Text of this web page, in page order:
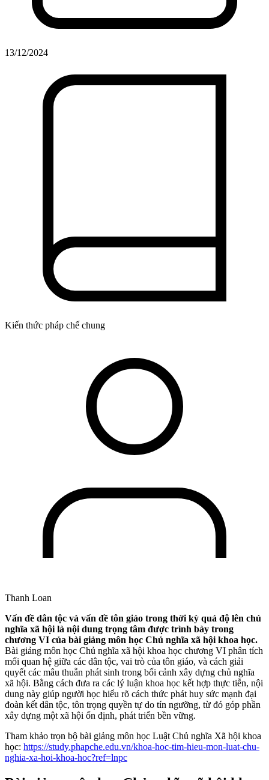
13/12/2024
Kiến thức pháp chế chung
Thanh Loan
Vấn đề dân tộc và vấn đề tôn giáo trong thời kỳ quá độ lên chủ
nghĩa xã hội là nội dung trọng tâm được trình bày trong
chương VI của bài giảng môn học Chủ nghĩa xã hội khoa học.
Bài giảng môn học Chủ nghĩa xã hội khoa học chương VI phân tích
mối quan hệ giữa các dân tộc, vai trò của tôn giáo, và cách giải
quyết các mâu thuẫn phát sinh trong bối cảnh xây dựng chủ nghĩa
xã hội. Bằng cách đưa ra các lý luận khoa học kết hợp thực tiễn, nội
dung này giúp người học hiểu rõ cách thức phát huy sức mạnh đại
đoàn kết dân tộc, tôn trọng quyền tự do tín ngưỡng, từ đó góp phần
xây dựng một xã hội ổn định, phát triển bền vững.
Tham khảo trọn bộ bài giảng môn học Luật Chủ nghĩa Xã hội khoa
học: https://study.phapche.edu.vn/khoa-hoc-tim-hieu-mon-luat-chu-
nghia-xa-hoi-khoa-hoc?ref=lnpc